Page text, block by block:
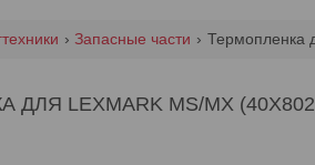
Запасные части Термопленка
LEXMARK MS/MX